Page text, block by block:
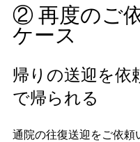
② 再度のご
ケース
帰りの送迎を依
で帰られる
通院の往復送迎をご依頼